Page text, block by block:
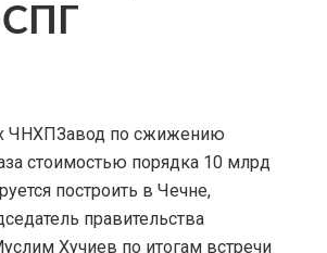
СПГ
ЧНХПЗавод по сжижению
стоимостью порядка 10 млрд
построить в Чечне,
правительства
Хучиев по итогам встречи